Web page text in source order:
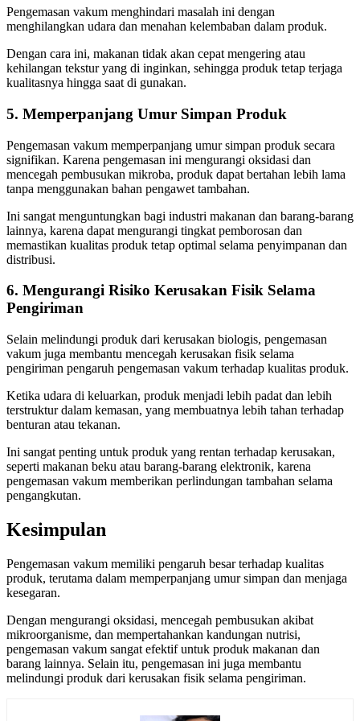
Pengemasan vakum menghindari masalah ini dengan
menghilangkan udara dan menahan kelembaban dalam produk.
Dengan cara ini, makanan tidak akan cepat mengering atau
kehilangan tekstur yang di inginkan, sehingga produk tetap terjaga
kualitasnya hingga saat di gunakan.
5. Memperpanjang Umur Simpan Produk
Pengemasan vakum memperpanjang umur simpan produk secara
signifikan. Karena pengemasan ini mengurangi oksidasi dan
mencegah pembusukan mikroba, produk dapat bertahan lebih lama
tanpa menggunakan bahan pengawet tambahan.
Ini sangat menguntungkan bagi industri makanan dan barang-barang
lainnya, karena dapat mengurangi tingkat pemborosan dan
memastikan kualitas produk tetap optimal selama penyimpanan dan
distribusi.
6. Mengurangi Risiko Kerusakan Fisik Selama
Pengiriman
Selain melindungi produk dari kerusakan biologis, pengemasan
vakum juga membantu mencegah kerusakan fisik selama
pengiriman pengaruh pengemasan vakum terhadap kualitas produk.
Ketika udara di keluarkan, produk menjadi lebih padat dan lebih
terstruktur dalam kemasan, yang membuatnya lebih tahan terhadap
benturan atau tekanan.
Ini sangat penting untuk produk yang rentan terhadap kerusakan,
seperti makanan beku atau barang-barang elektronik, karena
pengemasan vakum memberikan perlindungan tambahan selama
pengangkutan.
Kesimpulan
Pengemasan vakum memiliki pengaruh besar terhadap kualitas
produk, terutama dalam memperpanjang umur simpan dan menjaga
kesegaran.
Dengan mengurangi oksidasi, mencegah pembusukan akibat
mikroorganisme, dan mempertahankan kandungan nutrisi,
pengemasan vakum sangat efektif untuk produk makanan dan
barang lainnya. Selain itu, pengemasan ini juga membantu
melindungi produk dari kerusakan fisik selama pengiriman.